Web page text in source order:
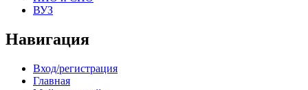
ВУЗ
Навигация
Вход/регистрация
Главная